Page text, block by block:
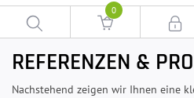
0
REFERENZEN &
Nachstehend zeigen wir Ihnen eine